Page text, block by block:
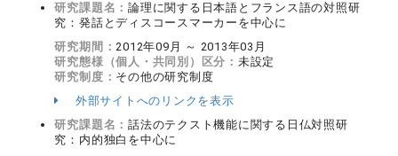
研究課題名：論理に関する日本語とフランス語の対照研
究：発話とディスコースマーカーを中心に
研究期間：2012年09月 ～ 2013年03月
研究態様（個人・共同別）区分： 未設定
研究制度： その他の研究制度
外部サイトへのリンクを表示
研究課題名：話法のテクスト機能に関する日仏対照研
究：内的独白を中心に